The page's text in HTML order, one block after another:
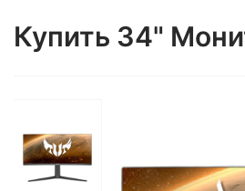
Купить 34"